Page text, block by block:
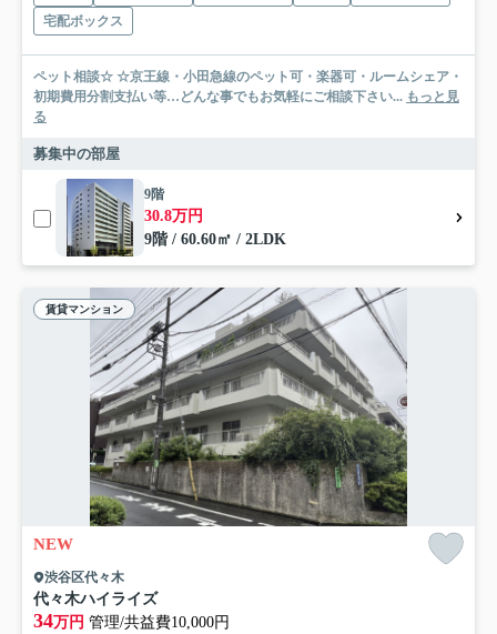
宅配ボックス
ペット相談☆ ☆京王線・小田急線のペット可・楽器可・ルームシェア・
初期費用分割支払い等…どんな事でもお気軽にご相談下さい... もっと見
る
募集中の部屋
9階
30.8万円
9階 / 60.60㎡ / 2LDK
賃貸マンション
NEW
渋谷区代々木
代々木ハイライズ
34万円 管理/共益費10,000円